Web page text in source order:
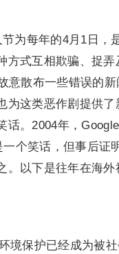
节为每年的4月1日，
方式互相欺骗、捉
意散布一些错误的
为这类恶作剧提供
话。2004年，
个笑话，但事后证
。以下是往年在海外
境保护已经成为被